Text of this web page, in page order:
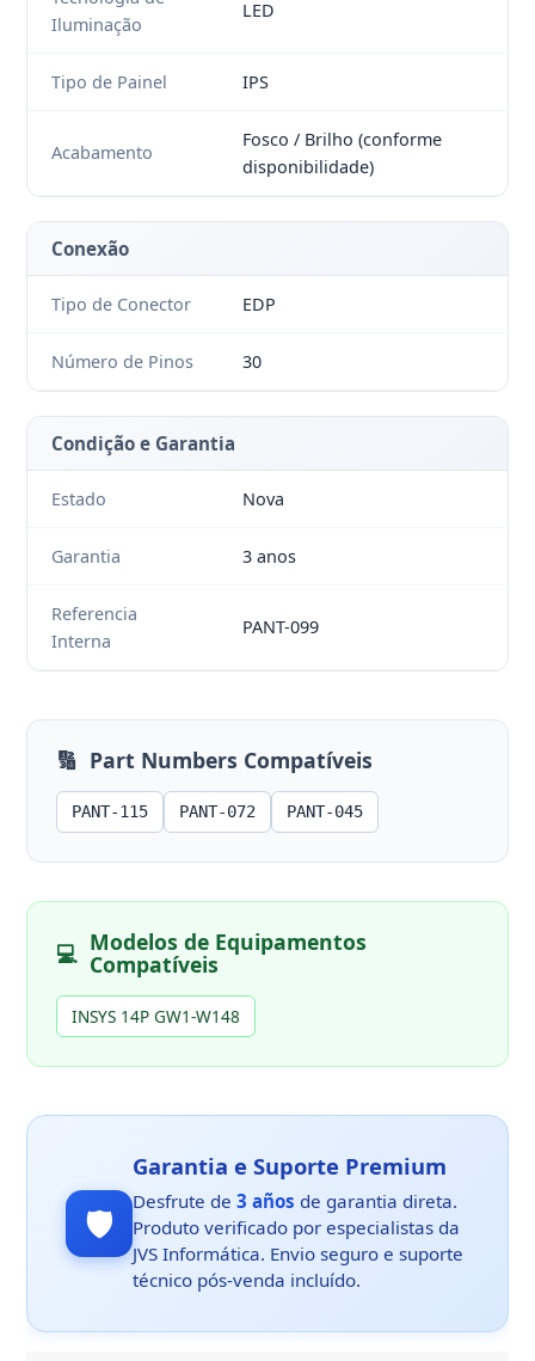
Iluminação
LED
Tipo de Painel IPS
Acabamento
Fosco / Brilho (conforme
disponibilidade)
Conexão
Tipo de Conector EDP
Número de Pinos 30
Condição e Garantia
Estado Nova
Garantia 3 anos
Referencia
Interna
PANT-099
🔢 Part Numbers Compatíveis
PANT-115 PANT-072 PANT-045
💻 Modelos de Equipamentos
Compatíveis
INSYS 14P GW1-W148
🛡️
Garantia e Suporte Premium
Desfrute de3 años de garantia direta.
Produto verificado por especialistas da
JVS Informática. Envio seguro e suporte
técnico pós-venda incluído.